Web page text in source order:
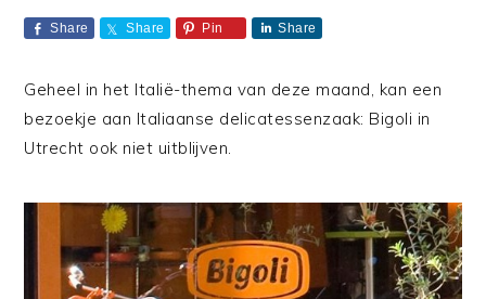
Share Share Pin Share
Geheel in het Italië-thema van deze maand, kan een
bezoekje aan Italiaanse delicatessenzaak: Bigoli in
Utrecht ook niet uitblijven.